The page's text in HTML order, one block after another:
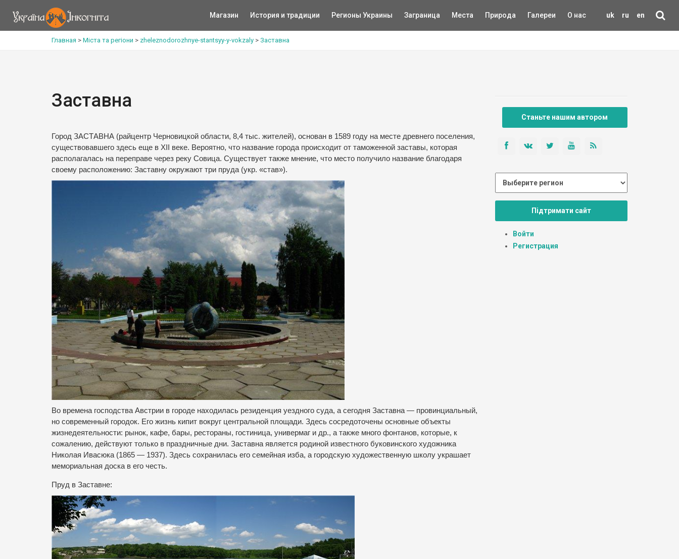
uk ru en
Магазин История и традиции Регионы Украины Заграница Места Природа Галереи О нас
Главная > Міста та регіони > zheleznodorozhnye-stantsyy-y-vokzaly > Заставна
Заставна
Город ЗАСТАВНА (райцентр Черновицкой области, 8,4 тыс. жителей), основан в 1589 году на месте древнего поселения,
существовавшего здесь еще в XII веке. Вероятно, что название города происходит от таможенной заставы, которая
располагалась на переправе через реку Совица. Существует также мнение, что место получило название благодаря
своему расположению: Заставну окружают три пруда (укр. «став»).
Во времена господства Австрии в городе находилась резиденция уездного суда, а сегодня Заставна — провинциальный,
но современный городок. Его жизнь кипит вокруг центральной площади. Здесь сосредоточены основные объекты
жизнедеятельности: рынок, кафе, бары, рестораны, гостиница, универмаг и др., а также много фонтанов, которые, к
сожалению, действуют только в праздничные дни. Заставна является родиной известного буковинского художника
Николая Ивасюка (1865 — 1937). Здесь сохранилась его семейная изба, а городскую художественную школу украшает
мемориальная доска в его честь.
Пруд в Заставне:
Станьте нашим автором
Підтримати сайт
Войти
Регистрация